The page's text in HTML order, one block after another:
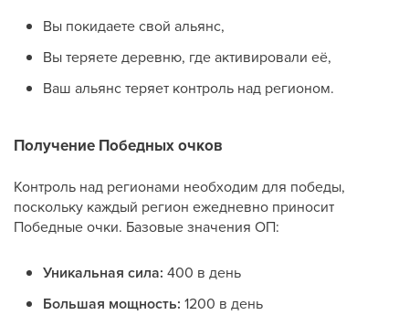
Вы покидаете свой альянс,
Вы теряете деревню, где активировали её,
Ваш альянс теряет контроль над регионом.
Получение Победных очков
Контроль над регионами необходим для победы,
поскольку каждый регион ежедневно приносит
Победные очки. Базовые значения ОП:
Уникальная сила: 400 в день
Большая мощность: 1200 в день